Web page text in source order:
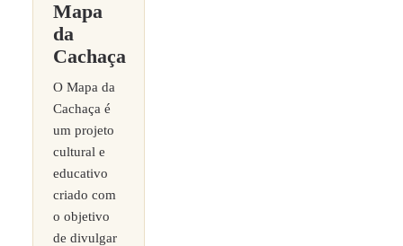
Mapa
da
Cachaça
O Mapa da
Cachaça é
um projeto
cultural e
educativo
criado com
o objetivo
de divulgar